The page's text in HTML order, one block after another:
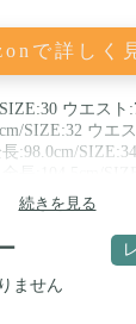
で詳しく
ウエスト
SIZE:32 ウエ
:98.0cm/
全長
続きを見る
ません